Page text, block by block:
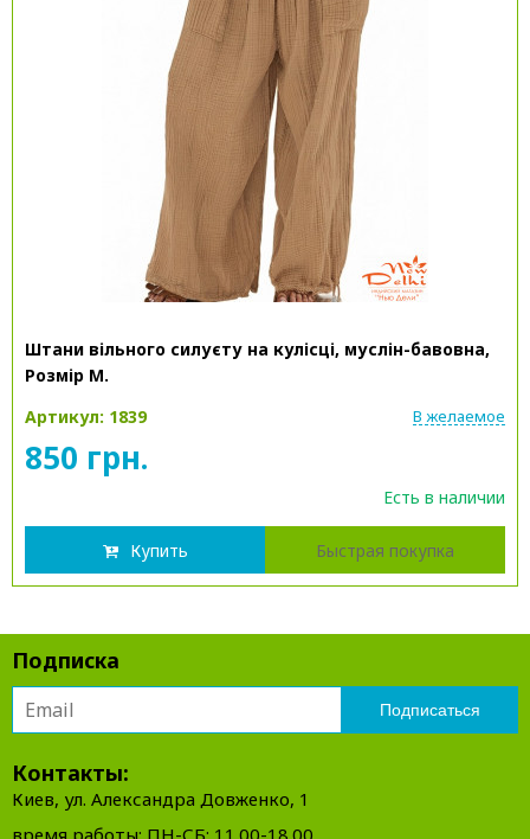
Штани вільного силуєту на кулісці, муслін-бавовна,
Розмір М.
Артикул: 1839
В желаемое
850 грн.
Есть в наличии
Купить Быстрая покупка
Подписка
Контакты:
Киев, ул. Александра Довженко, 1
время работы: ПН-СБ: 11.00-18.00